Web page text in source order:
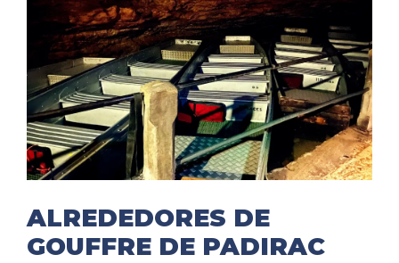
ALREDEDORES DE
GOUFFRE DE PADIRAC